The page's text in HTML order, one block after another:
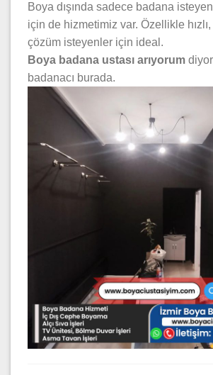
Boya dışında sadece badana
için de hizmetimiz var. Özellikle
çözüm isteyenler için ideal.
Boya badana ustası arıyorum
badanacı burada.